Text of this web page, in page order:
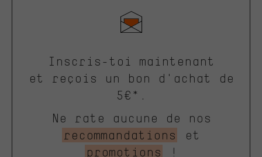
Inscris-toi maintenant
et reçois un bon d'achat de
5€*.
Ne rate aucune de nos
recommandations
et
promotions
!